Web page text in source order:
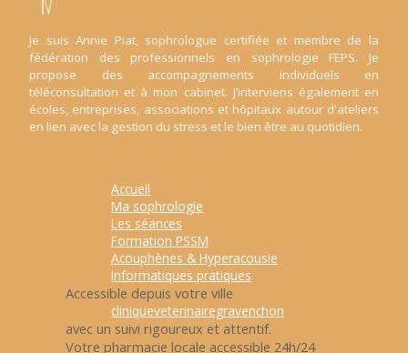
Je suis Annie Piat, sophrologue certifiée et membre de la
fédération des professionnels en sophrologie FEPS. Je
propose des accompagnements individuels en
téléconsultation et à mon cabinet. J’interviens également en
écoles, entreprises, associations et hôpitaux autour d'ateliers
en lien avec la gestion du stress et le bien être au quotidien.
Accueil
Ma sophrologie
Les séances
Formation PSSM
Acouphènes & Hyperacousie
Informatiques pratiques
Accessible depuis votre ville
cliniqueveterinairegravenchon
avec un suivi rigoureux et attentif.
Votre pharmacie locale accessible 24h/24